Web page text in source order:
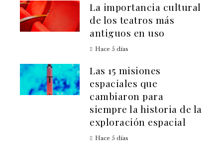
La importancia cultural
de los teatros más
antiguos en uso
Hace 5 días
Las 15 misiones
espaciales que
cambiaron para
siempre la historia de la
exploración espacial
Hace 5 días